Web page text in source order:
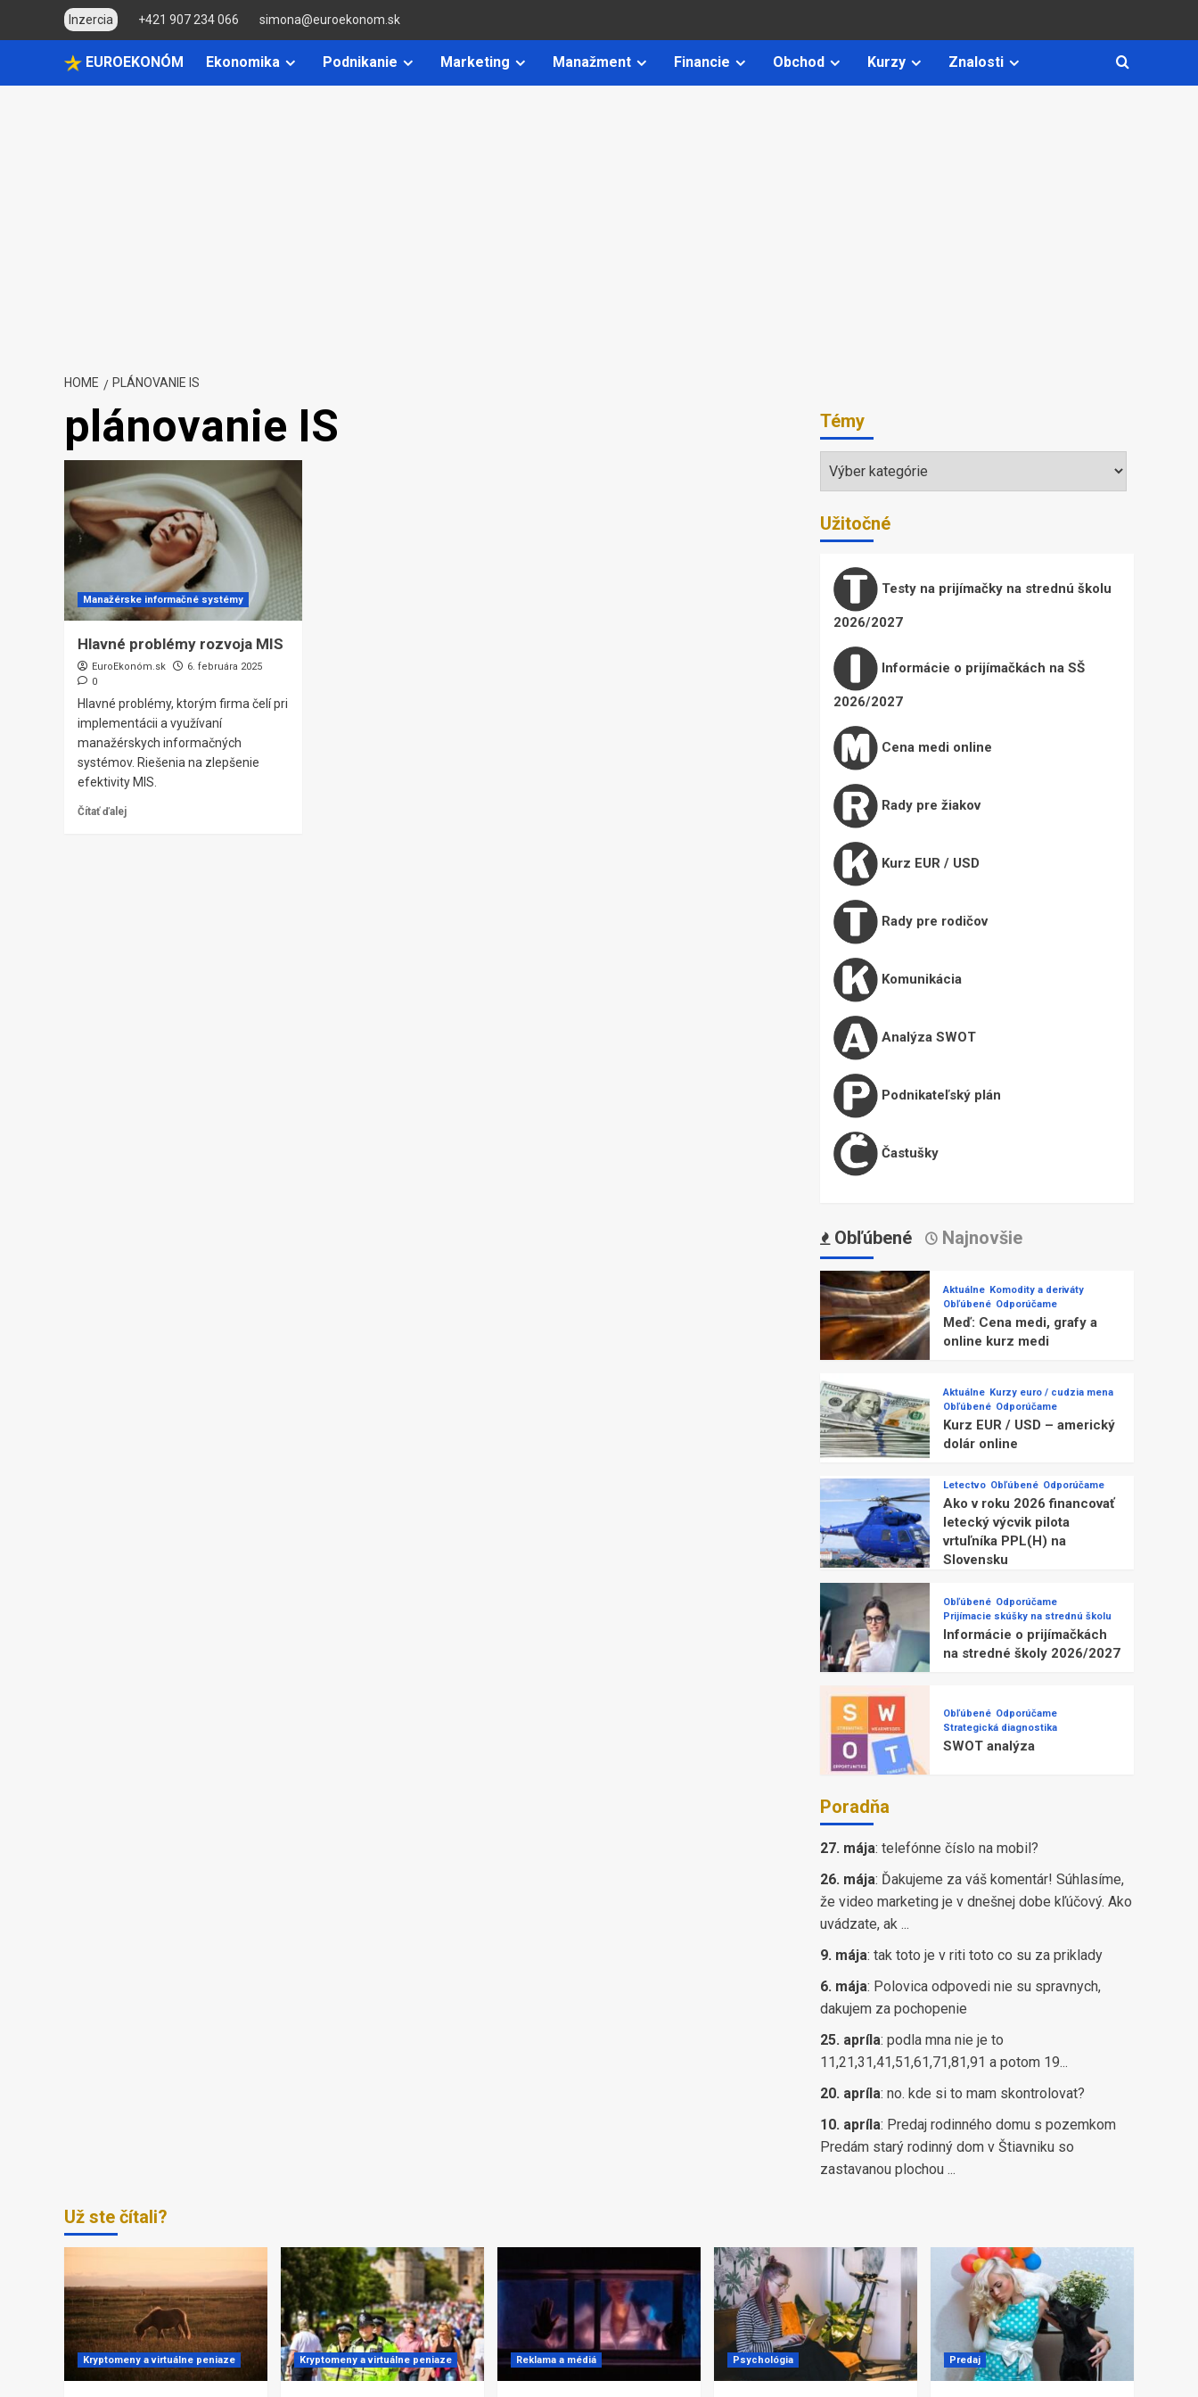
Inzercia +421 907 234 066 simona@euroekonom.sk
EUROEKONÓM Ekonomika Podnikanie Marketing Manažment Financie Obchod Kurzy Znalosti
HOME PLÁNOVANIE IS
plánovanie IS
Manažérske informačné systémy
Hlavné problémy rozvoja MIS
EuroEkonóm.sk
6. februára 2025
0
Hlavné problémy, ktorým firma čelí pri
implementácii a využívaní
manažérskych informačných
systémov. Riešenia na zlepšenie
efektivity MIS.
Čítať ďalej
Témy
Témy
Užitočné
Testy na prijímačky na strednú školu
2026/2027
Informácie o prijímačkách na SŠ
2026/2027
Cena medi online
Rady pre žiakov
Kurz EUR / USD
Rady pre rodičov
Komunikácia
Analýza SWOT
Podnikateľský plán
Častušky
Obľúbené Najnovšie
Aktuálne Komodity a deriváty
Obľúbené Odporúčame
Meď: Cena medi, grafy a
online kurz medi
Aktuálne Kurzy euro / cudzia mena
Obľúbené Odporúčame
Kurz EUR / USD – americký
dolár online
Letectvo Obľúbené Odporúčame
Ako v roku 2026 financovať
letecký výcvik pilota
vrtuľníka PPL(H) na
Slovensku
Obľúbené Odporúčame
Prijímacie skúšky na strednú školu
Informácie o prijímačkách
na stredné školy 2026/2027
Obľúbené Odporúčame
Strategická diagnostika
SWOT analýza
Poradňa
27. mája: telefónne číslo na mobil?
26. mája: Ďakujeme za váš komentár! Súhlasíme,
že video marketing je v dnešnej dobe kľúčový. Ako
uvádzate, ak ...
9. mája: tak toto je v riti toto co su za priklady
6. mája: Polovica odpovedi nie su spravnych,
dakujem za pochopenie
25. apríla: podla mna nie je to
11,21,31,41,51,61,71,81,91 a potom 19...
20. apríla: no. kde si to mam skontrolovat?
10. apríla: Predaj rodinného domu s pozemkom
Predám starý rodinný dom v Štiavniku so
zastavanou plochou ...
Už ste čítali?
Kryptomeny a virtuálne peniaze Kryptomeny a virtuálne peniaze Reklama a médiá Psychológia Predaj